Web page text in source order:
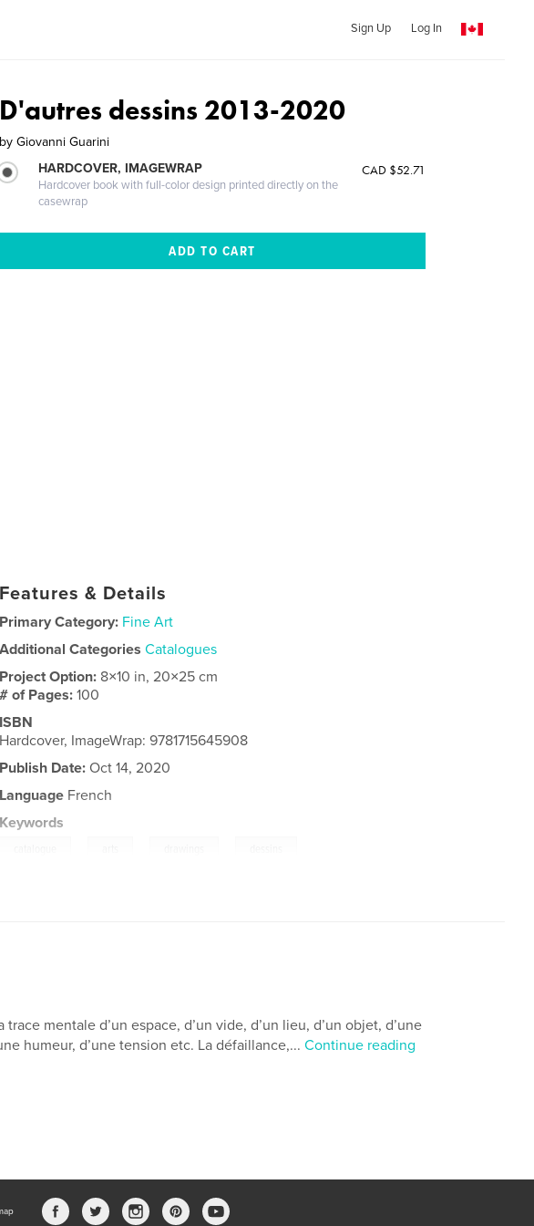
Sign Up Log In
D'autres dessins 2013-2020
by Giovanni Guarini
HARDCOVER, IMAGEWRAP
Hardcover book with full-color design printed directly on the
casewrap
CAD $52.71
Features & Details
Primary Category: Fine Art
Additional Categories Catalogues
Project Option: 8×10 in, 20×25 cm
# of Pages:100
ISBN
Hardcover, ImageWrap: 9781715645908
Publish Date: Oct 14, 2020
Language French
Keywords
trace mentale d’un espace, d’un vide, d’un lieu, d’un objet, d’une
humeur, d’une tension etc. La défaillance,... Continue reading